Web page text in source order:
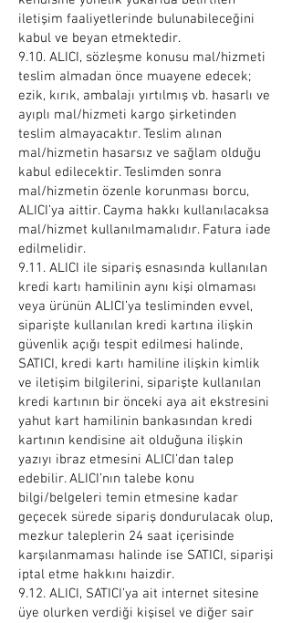
iletişim faaliyetlerinde bulunabileceğini
kabul ve beyan etmektedir.
9.10. ALICI, sözleşme konusu mal/hizmeti
teslim almadan önce muayene edecek;
ezik, kırık, ambalajı yırtılmış vb. hasarlı ve
ayıplı mal/hizmeti kargo şirketinden
teslim almayacaktır. Teslim alınan
mal/hizmetin hasarsız ve sağlam olduğu
kabul edilecektir. Teslimden sonra
mal/hizmetin özenle korunması borcu,
ALICI’ya aittir. Cayma hakkı kullanılacaksa
mal/hizmet kullanılmamalıdır. Fatura iade
edilmelidir.
9.11. ALICI ile sipariş esnasında kullanılan
kredi kartı hamilinin aynı kişi olmaması
veya ürünün ALICI’ya tesliminden evvel,
siparişte kullanılan kredi kartına ilişkin
güvenlik açığı tespit edilmesi halinde,
SATICI, kredi kartı hamiline ilişkin kimlik
ve iletişim bilgilerini, siparişte kullanılan
kredi kartının bir önceki aya ait ekstresini
yahut kart hamilinin bankasından kredi
kartının kendisine ait olduğuna ilişkin
yazıyı ibraz etmesini ALICI’dan talep
edebilir. ALICI’nın talebe konu
bilgi/belgeleri temin etmesine kadar
geçecek sürede sipariş dondurulacak olup,
mezkur taleplerin 24 saat içerisinde
karşılanmaması halinde ise SATICI, siparişi
iptal etme hakkını haizdir.
9.12. ALICI, SATICI’ya ait internet sitesine
üye olurken verdiği kişisel ve diğer sair